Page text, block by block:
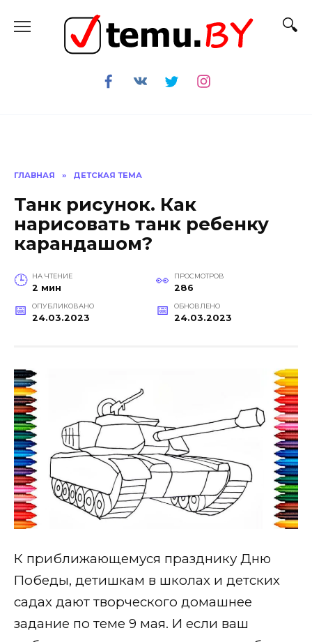
содержанию
ГЛАВНАЯ » ДЕТСКАЯ ТЕМА
Танк рисунок. Как
нарисовать танк ребенку
карандашом?
НА ЧТЕНИЕ
2 мин
ПРОСМОТРОВ
286
ОПУБЛИКОВАНО
24.03.2023
ОБНОВЛЕНО
24.03.2023
К приближающемуся празднику Дню
Победы, детишкам в школах и детских
садах дают творческого домашнее
задание по теме 9 мая. И если ваш